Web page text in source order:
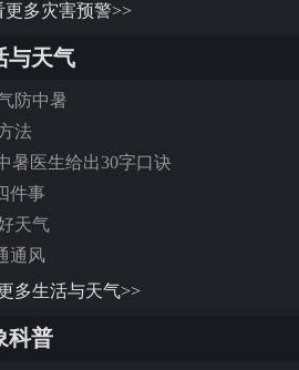
更多灾害预警>>
与天气
防中暑
法
暑医生给出30字口诀
件事
天气
通风
多生活与天气>>
科普